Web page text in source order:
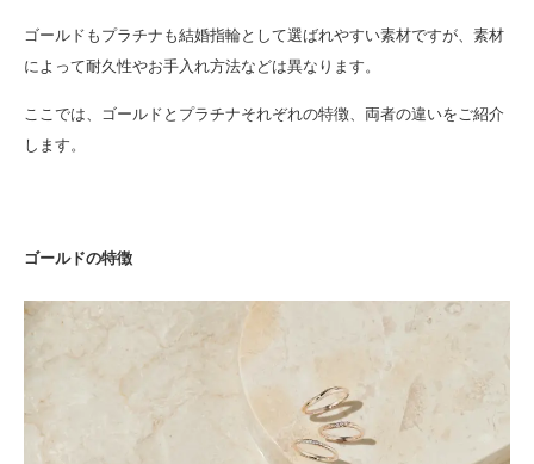
ゴールドもプラチナも結婚指輪として選ばれやすい素材ですが、素材
によって耐久性やお手入れ方法などは異なります。
ここでは、ゴールドとプラチナそれぞれの特徴、両者の違いをご紹介
します。
ゴールドの特徴